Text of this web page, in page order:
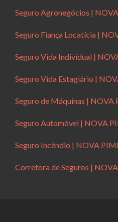
Seguro Agronegócios |
Seguro Fiança Locatícia |
Seguro Vida Individual |
Seguro Vida Estagiário |
Seguro de Máquinas | NOVA
Seguro Automóvel | NOVA
Seguro Incêndio | NOVA
Corretora de Seguros |